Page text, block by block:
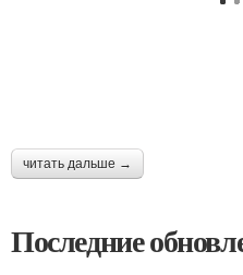
читать дальше →
Последние